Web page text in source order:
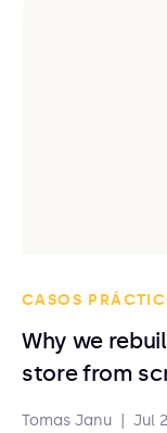
CASOS
Why we
store from
Tomas Janu Jul